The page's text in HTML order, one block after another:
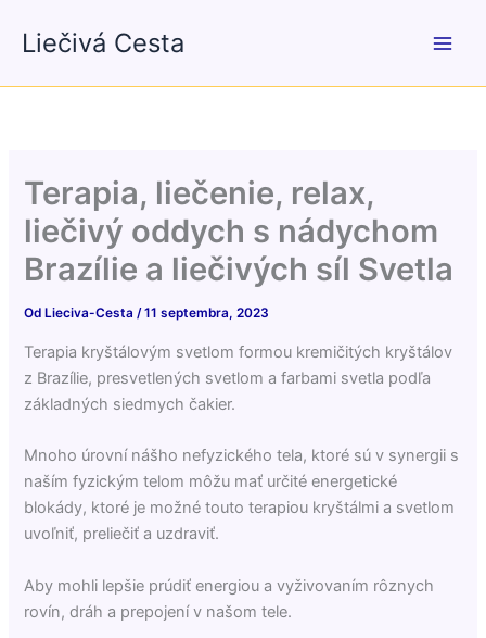
Liečivá Cesta
Terapia, liečenie, relax,
liečivý oddych s nádychom
Brazílie a liečivých síl Svetla
Od Lieciva-Cesta/11 septembra, 2023
Terapia kryštálovým svetlom formou kremičitých kryštálov
z Brazílie, presvetlených svetlom a farbami svetla podľa
základných siedmych čakier.
Mnoho úrovní nášho nefyzického tela, ktoré sú v synergii s
naším fyzickým telom môžu mať určité energetické
blokády, ktoré je možné touto terapiou kryštálmi a svetlom
uvoľniť, preliečiť a uzdraviť.
Aby mohli lepšie prúdiť energiou a vyživovaním rôznych
rovín, dráh a prepojení v našom tele.